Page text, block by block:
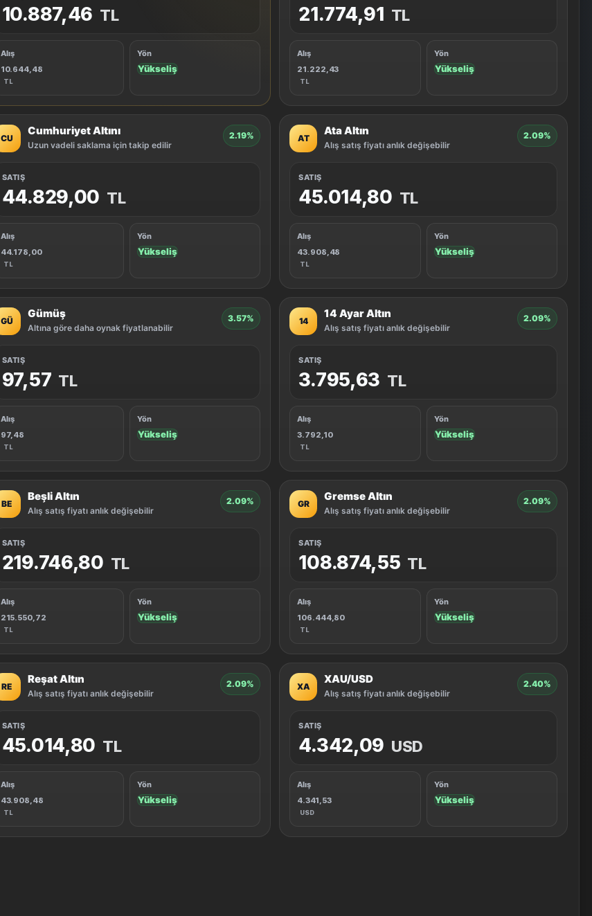
10.887,46 TL
Alış
10.644,48
TL
Yön
Yükseliş
21.774,91 TL
Alış
21.222,43
TL
Yön
Yükseliş
CU
Cumhuriyet Altını
Uzun vadeli saklama için takip edilir
2.19%
SATIŞ
44.829,00 TL
Alış
44.178,00
TL
Yön
Yükseliş
AT
Ata Altın
Alış satış fiyatı anlık değişebilir
2.09%
SATIŞ
45.014,80 TL
Alış
43.908,48
TL
Yön
Yükseliş
GÜ
Gümüş
Altına göre daha oynak fiyatlanabilir
3.57%
SATIŞ
97,57 TL
Alış
97,48
TL
Yön
Yükseliş
14
14 Ayar Altın
Alış satış fiyatı anlık değişebilir
2.09%
SATIŞ
3.795,63 TL
Alış
3.792,10
TL
Yön
Yükseliş
BE
Beşli Altın
Alış satış fiyatı anlık değişebilir
2.09%
SATIŞ
219.746,80 TL
Alış
215.550,72
TL
Yön
Yükseliş
GR
Gremse Altın
Alış satış fiyatı anlık değişebilir
2.09%
SATIŞ
108.874,55 TL
Alış
106.444,80
TL
Yön
Yükseliş
RE
Reşat Altın
Alış satış fiyatı anlık değişebilir
2.09%
SATIŞ
45.014,80 TL
Alış
43.908,48
TL
Yön
Yükseliş
XA
XAU/USD
Alış satış fiyatı anlık değişebilir
2.40%
SATIŞ
4.342,09 USD
Alış
4.341,53
USD
Yön
Yükseliş